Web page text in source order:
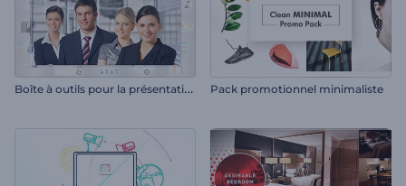
B
oîte à outils pour la présentation de l'entreprise Pack promotionnel minimaliste